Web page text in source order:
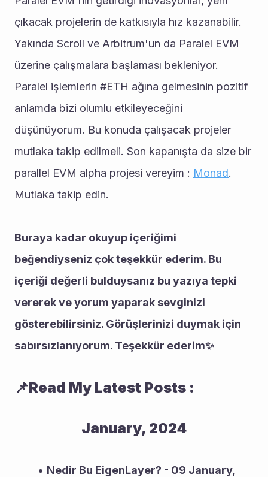
çıkacak projelerin de katkısıyla hız kazanabilir.
Yakında Scroll ve Arbitrum'un da Paralel EVM
üzerine çalışmalara başlaması bekleniyor.
Paralel işlemlerin #ETH ağına gelmesinin pozitif
anlamda bizi olumlu etkileyeceğini
düşünüyorum. Bu konuda çalışacak projeler
mutlaka takip edilmeli. Son kapanışta da size bir
parallel EVM alpha projesi vereyim : Monad.
Mutlaka takip edin.
Buraya kadar okuyup içeriğimi
beğendiyseniz çok teşekkür ederim. Bu
içeriği değerli bulduysanız bu yazıya tepki
vererek ve yorum yaparak sevginizi
gösterebilirsiniz. Görüşlerinizi duymak için
sabırsızlanıyorum. Teşekkür ederim✨
📌Read My Latest Posts :
January, 2024
Nedir Bu EigenLayer? - 09 January,